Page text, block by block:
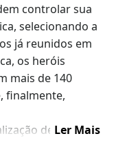
Ler Mais
controlar sua
selecionando a
já reunidos em
os heróis
mais de 140
finalmente,
de equipe